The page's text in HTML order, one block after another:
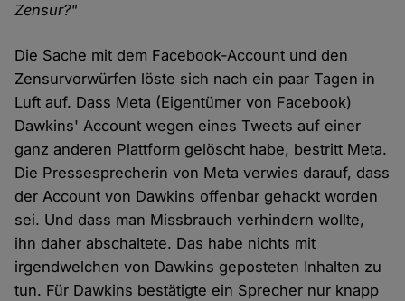
Zensur?"
Die Sache mit dem Facebook-Account und den
Zensurvorwürfen löste sich nach ein paar Tagen in
Luft auf. Dass Meta (Eigentümer von Facebook)
Dawkins' Account wegen eines Tweets auf einer
ganz anderen Plattform gelöscht habe, bestritt Meta.
Die Pressesprecherin von Meta verwies darauf, dass
der Account von Dawkins offenbar gehackt worden
sei. Und dass man Missbrauch verhindern wollte,
ihn daher abschaltete. Das habe nichts mit
irgendwelchen von Dawkins geposteten Inhalten zu
tun. Für Dawkins bestätigte ein Sprecher nur knapp